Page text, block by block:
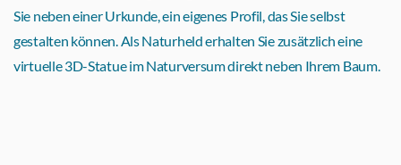
Sie neben einer Urkunde, ein eigenes Profil, das Sie selbst
gestalten können. Als Naturheld erhalten Sie zusätzlich eine
virtuelle 3D-Statue im Naturversum direkt neben Ihrem Baum.